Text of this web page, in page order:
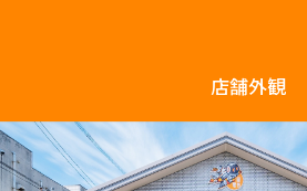
店舗外観